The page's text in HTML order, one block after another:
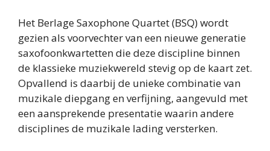
Het Berlage Saxophone Quartet (BSQ) wordt
gezien als voorvechter van een nieuwe generatie
saxofoonkwartetten die deze discipline binnen
de klassieke muziekwereld stevig op de kaart zet.
Opvallend is daarbij de unieke combinatie van
muzikale diepgang en verfijning, aangevuld met
een aansprekende presentatie waarin andere
disciplines de muzikale lading versterken.